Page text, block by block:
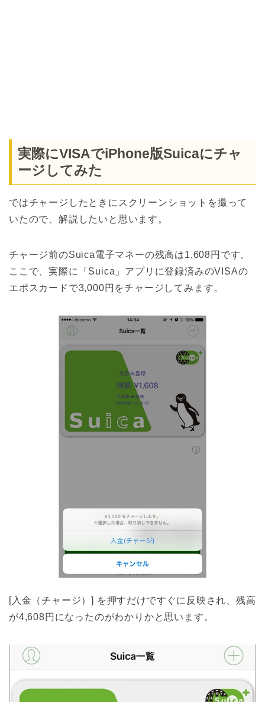
実際にVISAでiPhone版Suicaにチャ
ージしてみた
ではチャージしたときにスクリーンショットを撮って
いたので、解説したいと思います。
チャージ前のSuica電子マネーの残高は1,608円です。
ここで、実際に「Suica」アプリに登録済みのVISAの
エポスカードで3,000円をチャージしてみます。
[入金（チャージ）] を押すだけですぐに反映され、残高
が4,608円になったのがわかりかと思います。